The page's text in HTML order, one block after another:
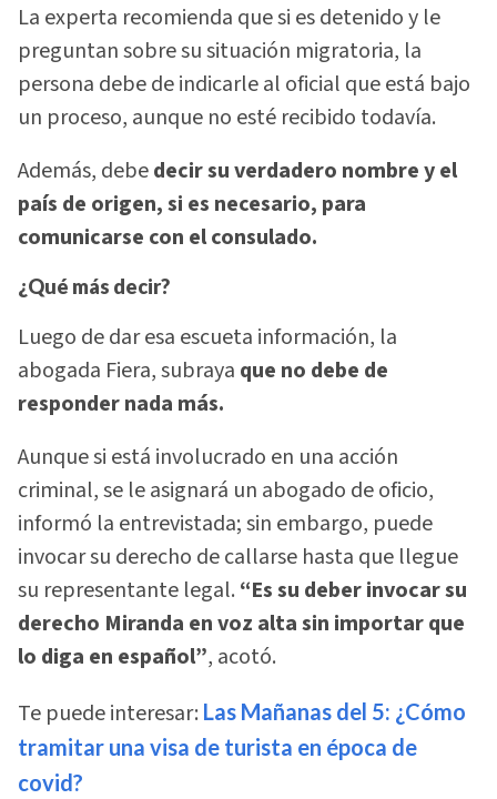
La experta recomienda que si es detenido y le
preguntan sobre su situación migratoria, la
persona debe de indicarle al oficial que está bajo
un proceso, aunque no esté recibido todavía.
Además, debedecir su verdadero nombre y el
país de origen, si es necesario, para
comunicarse con el consulado.
¿Qué más decir?
Luego de dar esa escueta información, la
abogada Fiera, subraya que no debe de
responder nada más.
Aunque si está involucrado en una acción
criminal, se le asignará un abogado de oficio,
informó la entrevistada; sin embargo, puede
invocar su derecho de callarse hasta que llegue
su representante legal. “Es su deber invocar su
derecho Miranda en voz alta sin importar que
lo diga en español”, acotó.
Te puede interesar: Las Mañanas del 5: ¿Cómo
tramitar una visa de turista en época de
covid?